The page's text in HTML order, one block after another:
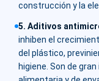
construcción y la
5. Aditivos
inhiben el
del plástico,
higiene. Son de